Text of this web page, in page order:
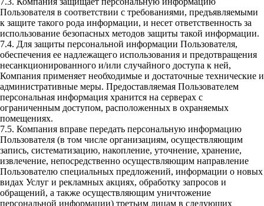
Пользователя в соответствии с требованиями, предъявляемыми
к защите такого рода информации, и несет ответственность за
использование безопасных методов защиты такой информации.
7.4. Для защиты персональной информации Пользователя,
обеспечения ее надлежащего использования и предотвращения
несанкционированного и/или случайного доступа к ней,
Компания применяет необходимые и достаточные технические и
административные меры. Предоставляемая Пользователем
персональная информация хранится на серверах с
ограниченным доступом, расположенных в охраняемых
помещениях.
7.5. Компания вправе передать персональную информацию
Пользователя (в том числе организациям, осуществляющим
запись, систематизацию, накопление, уточнение, хранение,
извлечение, непосредственно осуществляющим направление
Пользователю специальных предложений, информации о новых
видах Услуг и рекламных акциях, обработку запросов и
обращений, а также осуществляющим уничтожение
персональной информации) третьим лицам в следующих